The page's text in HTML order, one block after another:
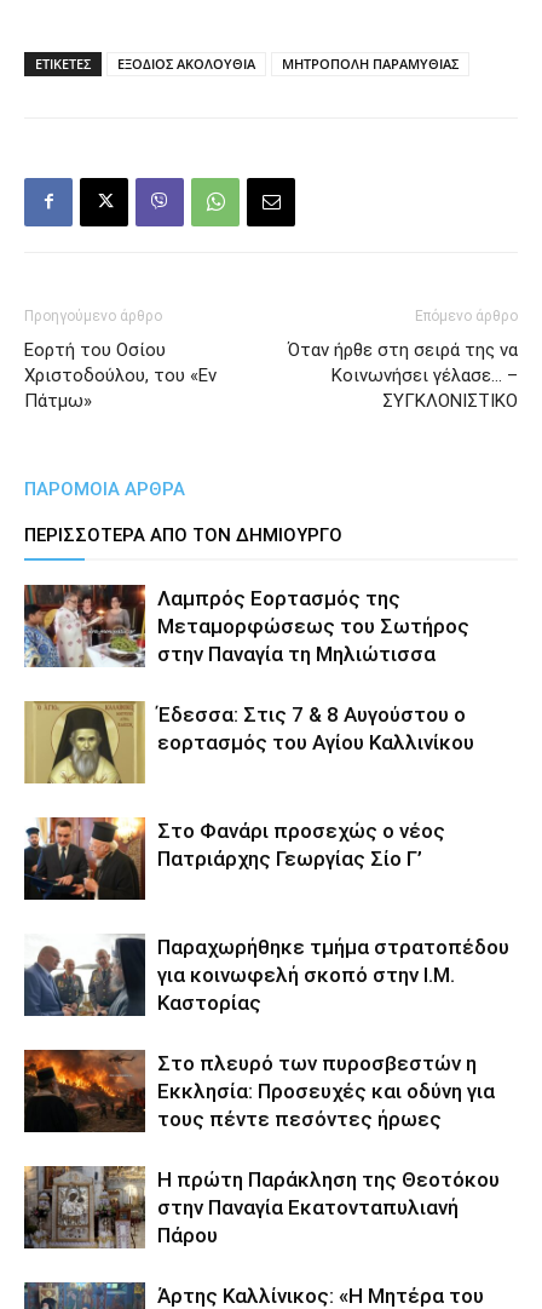
ΕΤΙΚΕΤΕΣ ΕΞΟΔΙΟΣ ΑΚΟΛΟΥΘΙΑ ΜΗΤΡΟΠΟΛΗ ΠΑΡΑΜΥΘΙΑΣ
Προηγούμενο άρθρο
Εορτή του Οσίου
Χριστοδούλου, του «Εν
Πάτμω»
Επόμενο άρθρο
Όταν ήρθε στη σειρά της να
Κοινωνήσει γέλασε… –
ΣΥΓΚΛΟΝΙΣΤΙΚΟ
ΠΑΡΟΜΟΙΑ ΑΡΘΡΑ
ΠΕΡΙΣΣΟΤΕΡΑ ΑΠΟ ΤΟΝ ΔΗΜΙΟΥΡΓΟ
Λαμπρός Εορτασμός της
Μεταμορφώσεως του Σωτήρος
στην Παναγία τη Μηλιώτισσα
Έδεσσα: Στις 7 & 8 Αυγούστου ο
εορτασμός του Αγίου Καλλινίκου
Στο Φανάρι προσεχώς ο νέος
Πατριάρχης Γεωργίας Σίο Γ’
Παραχωρήθηκε τμήμα στρατοπέδου
για κοινωφελή σκοπό στην Ι.Μ.
Καστορίας
Στο πλευρό των πυροσβεστών η
Εκκλησία: Προσευχές και οδύνη για
τους πέντε πεσόντες ήρωες
Η πρώτη Παράκληση της Θεοτόκου
στην Παναγία Εκατονταπυλιανή
Πάρου
Άρτης Καλλίνικος: «Η Μητέρα του